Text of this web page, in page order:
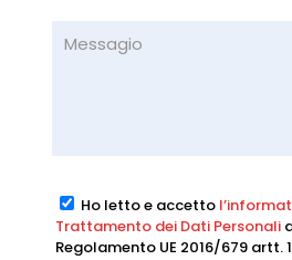
Ho letto e accetto
Trattamento dei Dati Personali
Regolamento UE 2016/679 artt.